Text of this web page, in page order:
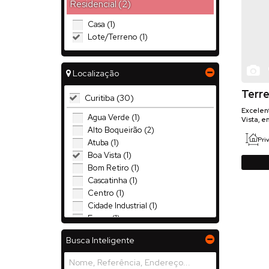
Residencial (2)
Casa (1)
Lote/Terreno (1)
Localização
Curitiba (30)
Água Verde (1)
Alto Boqueirão (2)
Atuba (1)
Boa Vista (1)
Bom Retiro (1)
Cascatinha (1)
Centro (1)
Cidade Industrial (1)
Fanny (1)
Jardim Social (1)
Juvevê (1)
Busca Inteligente
Vista,